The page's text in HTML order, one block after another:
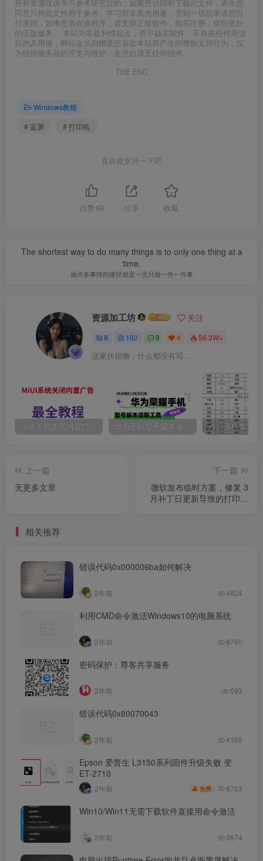
所有资源仅供学习参考研究目的，如果您访问和下载此文件，表示您
同意只将此文件用于参考、学习而非其他用途，否则一切后果请您自
行承担，如果您喜欢该程序，请支持正版软件，购买注册，得到更好
的正版服务。 本站为非盈利性站点，并不贩卖软件，不存在任何商业
目的及用途，网站会员捐赠是您喜欢本站而产生的赞助支持行为，仅
为维持服务器的开支与维护，全凭自愿无任何强求。
THE END
Windows教程
# 蓝屏
# 打印机
喜欢就支持一下吧
点赞 69 分享 收藏
The shortest way to do many things is to only one thing at a
time.
做许多事情的捷径就是一次只做一件一件事
资源加工坊 关注
8 192 9 4 56.3W+
这家伙很懒，什么都没有写...
小米手机关闭内置广告最全教程。 华为手机型号版本读取工具
上一篇
无更多文章
下一篇
微软发布临时方案，修复 3
月补丁日更新导致的打印蓝
相关推荐
错误代码0x000006ba如何解决
2年前 4824
利用CMD命令激活Windows10的电脑系统
2年前 8790
密码保护：尊客共享服务
2年前 693
错误代码0x80070043
2年前 4155
Epson 爱普生 L3150系列固件升级失败 变
ET-2710
2年前 免费 8703
Win10/Win11无需下载软件直接用命令激活
2年前 3674